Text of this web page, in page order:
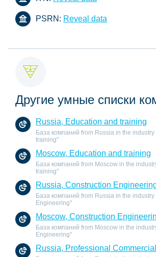
PSRN: Reveal data
Другие умные списки
Russia, Education and training
База компаний from Russia in the
training"
Moscow, Education and training
База компаний from Moscow in the
training"
Russia, Construction
База компаний from Russia in the
Engineering"
Moscow, Construction
База компаний from Moscow in the
Engineering"
Russia, Professional